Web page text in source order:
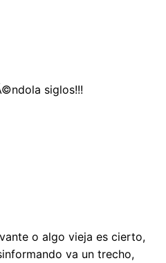
siglos!!!
o algo vieja es cierto,
va un trecho,